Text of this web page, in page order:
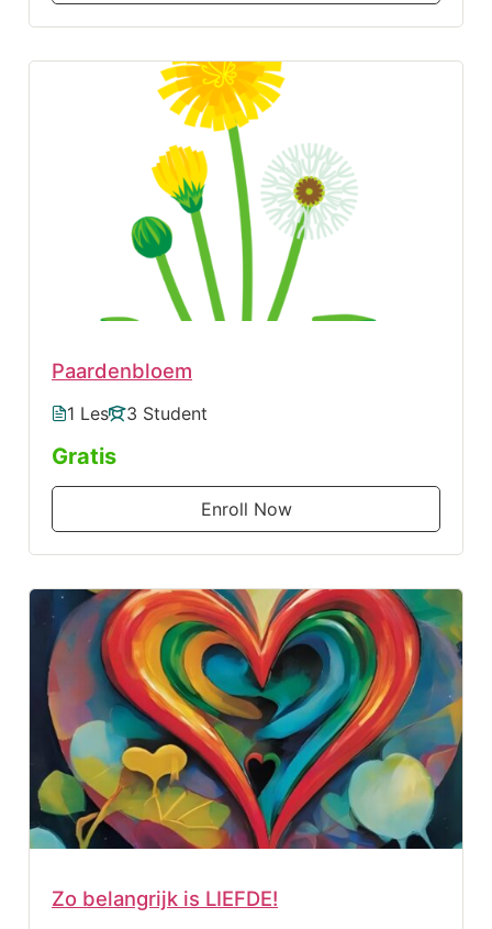
Paardenbloem
1 Les 3 Student
Gratis
Enroll Now
Zo belangrijk is LIEFDE!